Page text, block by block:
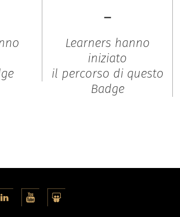
-
Learners hanno
iniziato
il percorso di questo
Badge